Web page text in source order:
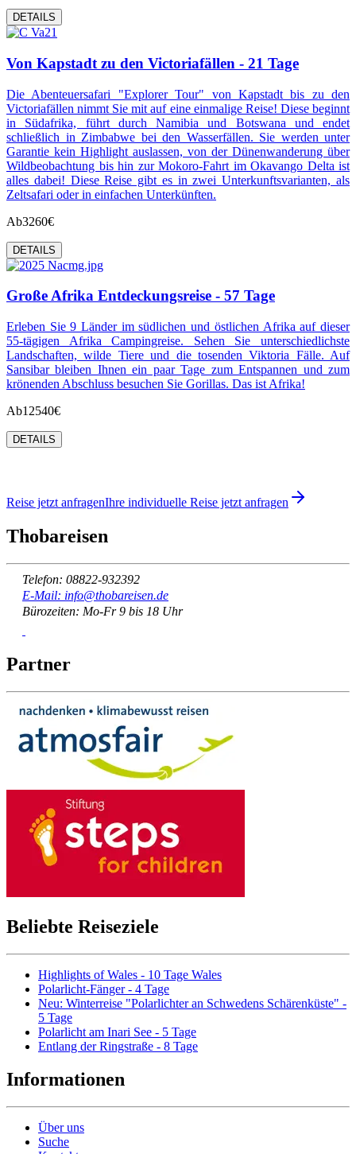
DETAILS
Von Kapstadt zu den Victoriafällen - 21 Tage
Die Abenteuersafari "Explorer Tour" von Kapstadt bis zu den
Victoriafällen nimmt Sie mit auf eine einmalige Reise! Diese beginnt
in Südafrika, führt durch Namibia und Botswana und endet
schließlich in Zimbabwe bei den Wasserfällen. Sie werden unter
Garantie kein Highlight auslassen, von der Dünenwanderung über
Wildbeobachtung bis hin zur Mokoro-Fahrt im Okavango Delta ist
alles dabei! Diese Reise gibt es in zwei Unterkunftsvarianten, als
Zeltsafari oder in einfachen Unterkünften.
Ab3260€
DETAILS
Große Afrika Entdeckungsreise - 57 Tage
Erleben Sie 9 Länder im südlichen und östlichen Afrika auf dieser
55-tägigen Afrika Campingreise. Sehen Sie unterschiedlichste
Landschaften, wilde Tiere und die tosenden Viktoria Fälle. Auf
Sansibar bleiben Ihnen ein paar Tage zum Entspannen und zum
krönenden Abschluss besuchen Sie Gorillas. Das ist Afrika!
Ab12540€
DETAILS
Reise jetzt anfragenIhre individuelle Reise jetzt anfragen
Thobareisen
Telefon: 08822-932392
E-Mail: info@thobareisen.de
Bürozeiten: Mo-Fr 9 bis 18 Uhr
Partner
Beliebte Reiseziele
Highlights of Wales - 10 Tage Wales
Polarlicht-Fänger - 4 Tage
Neu: Winterreise "Polarlichter an Schwedens Schärenküste" -
5 Tage
Polarlicht am Inari See - 5 Tage
Entlang der Ringstraße - 8 Tage
Informationen
Über uns
Suche